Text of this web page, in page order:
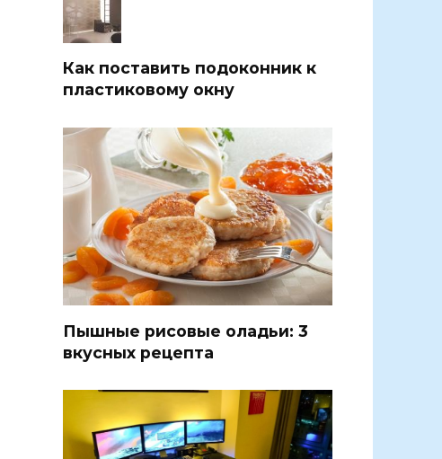
Как поставить подоконник к
пластиковому окну
Пышные рисовые оладьи: 3
вкусных рецепта